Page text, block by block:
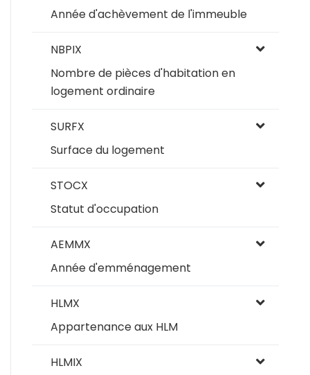
Année d'achèvement de l'immeuble
NBPIX
Nombre de pièces d'habitation en
logement ordinaire
SURFX
Surface du logement
STOCX
Statut d'occupation
AEMMX
Année d'emménagement
HLMX
Appartenance aux HLM
HLMIX